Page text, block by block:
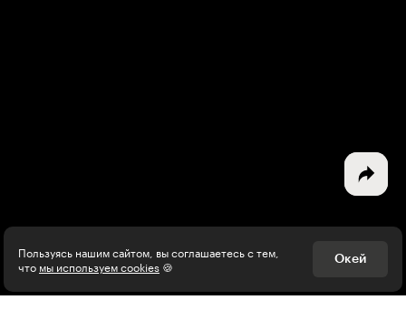
Пользуясь нашим сайтом, вы соглашаетесь с тем,
что мы используем cookies 🍪 Окей
Маркетинг